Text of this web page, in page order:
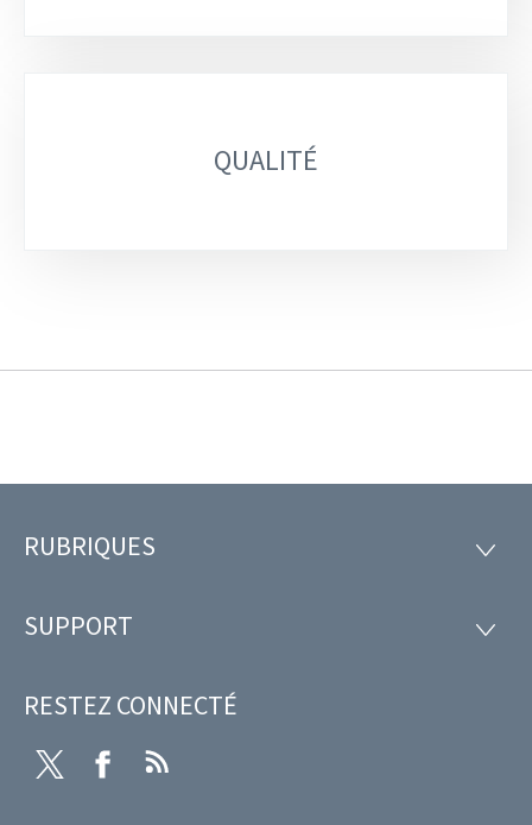
QUALITÉ
Pied
page
RUBRIQUES
SUPPORT
RESTEZ CONNECTÉ
Twitter Facebook